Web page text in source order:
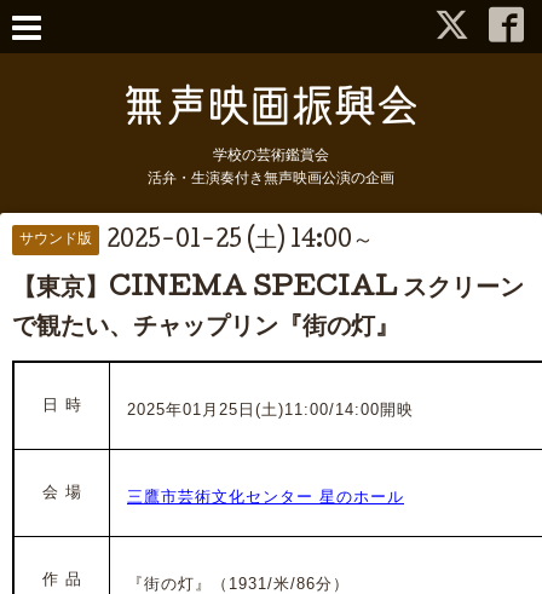
学校の芸術鑑賞会
活弁・生演奏付き無声映画公演の企画
サウンド版 2025-01-25 (土) 14:00～
【東京】CINEMA SPECIAL スクリーン
で観たい、チャップリン『街の灯』
日 時 2025年01月25日(土)11 :00/14:00開映
会 場 三鷹市芸術文化センター 星のホール
作 品 『街の灯』（1931/米/86分）